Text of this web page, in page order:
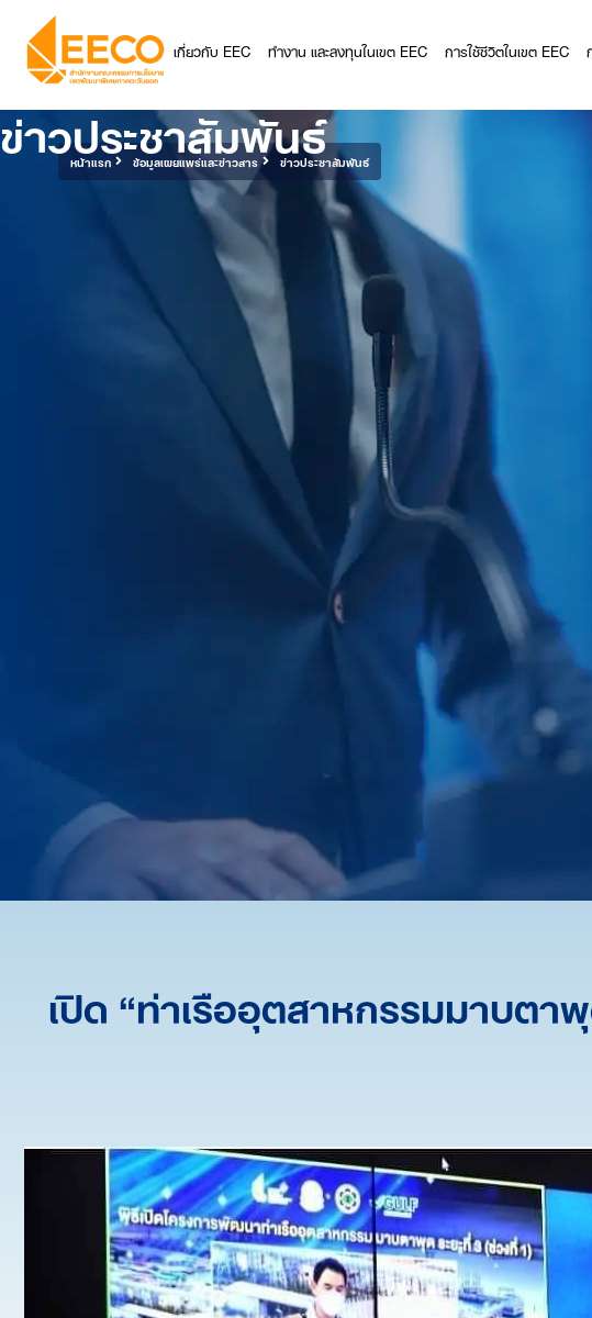
เกี่ยวกับ EEC ทำงาน และลงทุนในเขต EEC การใช้ชีวิตในเขต EEC
หน้าแรก ข้อมูลเผยแพร่และข่าวสาร ข่าวประชาสัมพันธ์
ข่าวประชาสัมพันธ์
เปิด “ท่าเรืออุตสาหกรรมมาบต